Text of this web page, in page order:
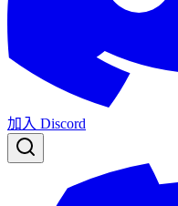
加入 Discord